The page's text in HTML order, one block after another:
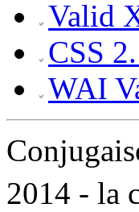
Valid
CSS
WAI
2014 - la